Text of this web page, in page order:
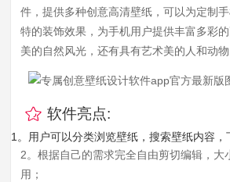
件，提供多种创意高清壁纸，可以为定制
特的装饰效果，为手机用户提供丰富多彩
美的自然风光，还有具有艺术美的人和动物
软件亮点:
1。用户可以分类浏览壁纸，搜索壁纸内容，
2。根据自己的需求完全自由剪切编辑，大
用；